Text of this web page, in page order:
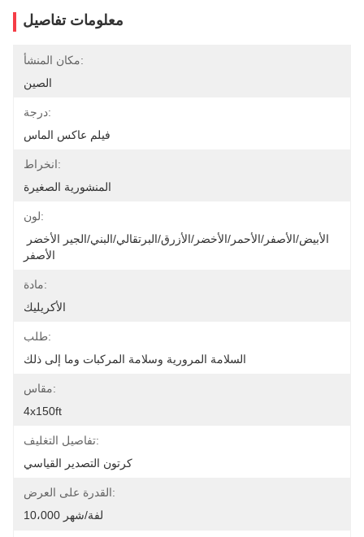
معلومات تفاصيل
مكان المنشأ:
الصين
درجة:
فيلم عاكس الماس
انخراط:
المنشورية الصغيرة
لون:
الأصفر
مادة:
الأكريليك
طلب:
السلامة المرورية وسلامة المركبات وما إلى ذلك
مقاس:
4x150ft
تفاصيل التغليف:
كرتون التصدير القياسي
القدرة على العرض:
10،000 لفة/شهر